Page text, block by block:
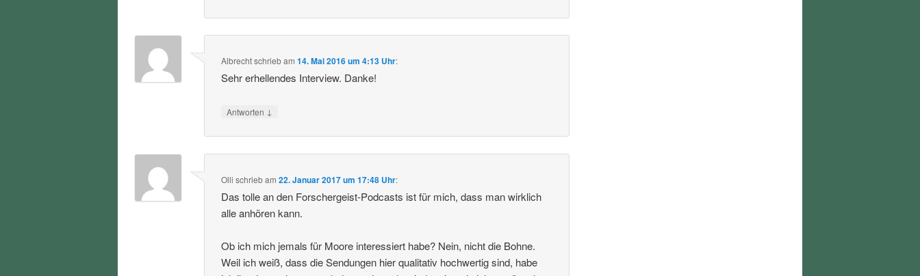
Albrechtschriebam14. Mai 2016 um 4:13 Uhr:
Sehr erhellendes Interview. Danke!
Antworten ↓
Olli schriebam22. Januar 2017 um 17:48 Uhr:
Das tolle an den Forschergeist-Podcasts ist für mich, dass man wirklich
alle anhören kann.
Ob ich mich jemals für Moore interessiert habe? Nein, nicht die Bohne.
Weil ich weiß, dass die Sendungen hier qualitativ hochwertig sind, habe